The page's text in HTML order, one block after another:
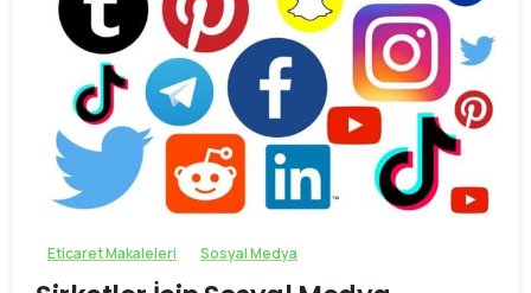
Eticaret Makaleleri Sosyal Medya